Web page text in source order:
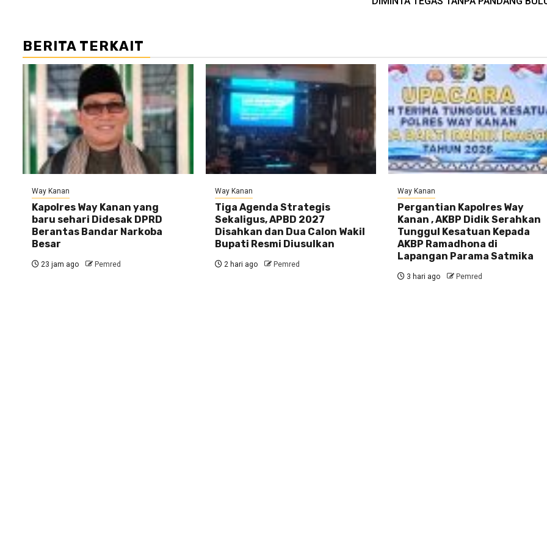
BERITA TERKAIT
Way Kanan
Kapolres Way Kanan yang
baru sehari Didesak DPRD
Berantas Bandar Narkoba
Besar
23 jam ago Pemred
Way Kanan
Tiga Agenda Strategis
Sekaligus, APBD 2027
Disahkan dan Dua Calon Wakil
Bupati Resmi Diusulkan
2 hari ago Pemred
Way Kanan
Pergantian Kapolres Way
Kanan , AKBP Didik Serahkan
Tunggul Kesatuan Kepada
AKBP Ramadhona di
Lapangan Parama Satmika
3 hari ago Pemred